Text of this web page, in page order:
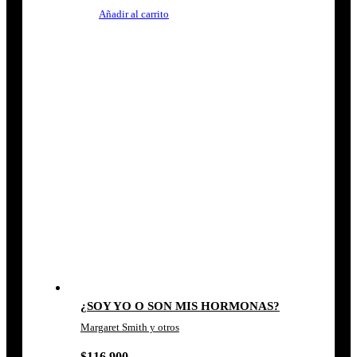
Añadir al carrito
¿SOY YO O SON MIS HORMONAS?
Margaret Smith y otros